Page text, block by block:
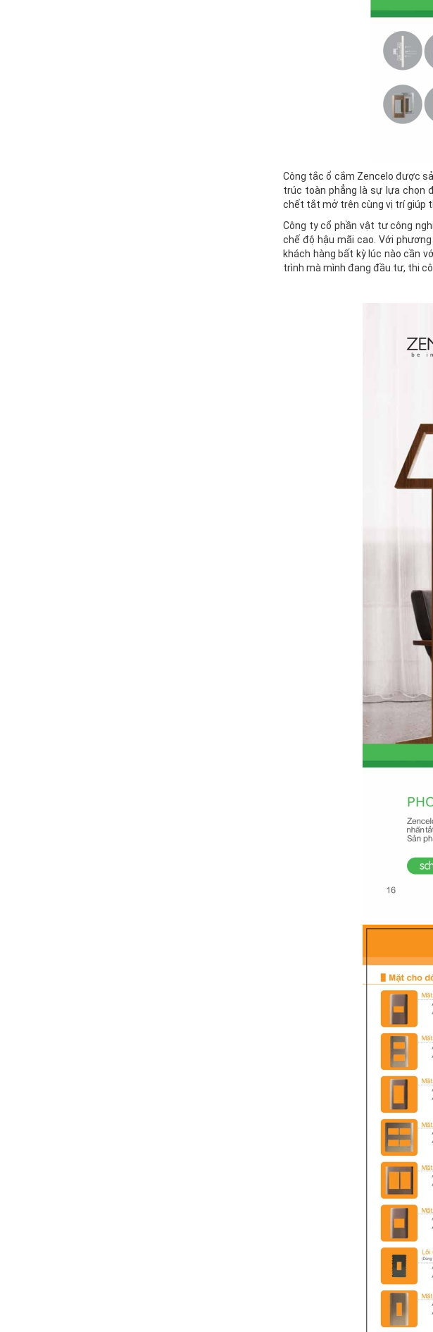
Công tắc ổ cắm Zencelo được
trúc toàn phẳng là sự lựa chọn
chết tắt mở trên cùng vị trí giúp
Công ty cổ phần vật tư công
chế độ hậu mãi cao. Với
khách hàng bất kỳ lúc nào cần
trình mà mình đang đầu tư, thi